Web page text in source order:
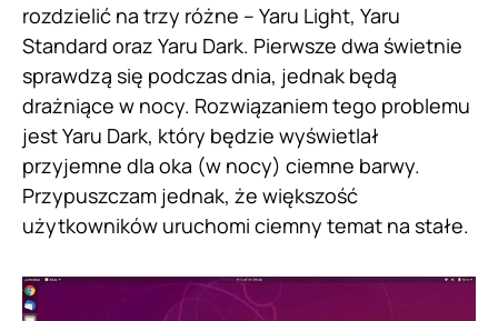
rozdzielić na trzy różne – Yaru Light, Yaru
Standard oraz Yaru Dark. Pierwsze dwa świetnie
sprawdzą się podczas dnia, jednak będą
drażniące w nocy. Rozwiązaniem tego problemu
jest Yaru Dark, który będzie wyświetlał
przyjemne dla oka (w nocy) ciemne barwy.
Przypuszczam jednak, że większość
użytkowników uruchomi ciemny temat na stałe.